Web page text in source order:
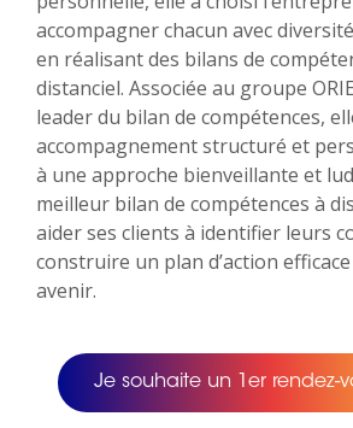
accompagner chacun avec
en réalisant des bilans de
distanciel. Associée au groupe
leader du bilan de compétences,
accompagnement structuré et
à une approche bienveillante et
meilleur bilan de compétences à
aider ses clients à identifier leurs
construire un plan d’action
avenir.
Je souhaite un 1er rendez-